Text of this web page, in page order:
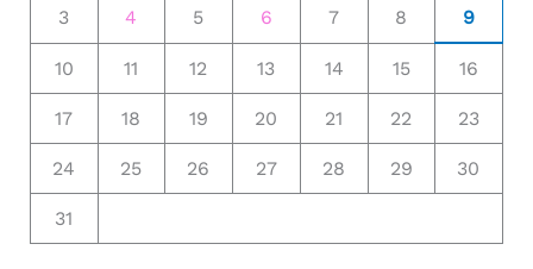
3 4 5 6 7 8 9
10 11 12 13 14 15 16
17 18 19 20 21 22 23
24 25 26 27 28 29 30
31